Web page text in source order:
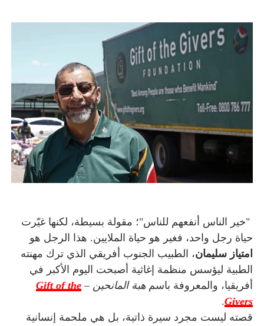
أسرة
مجتمع بوست
11 يوليو 2026
مصيدة الشاشات.. لما التكنولوجيا تسحب
عمرنا | الإدمان الالكتروني
أسرة
مجتمع بوست
مصيدة
عمرنا | الإدمان
"خير الناس أنفعهم للناس"؛ مقولة بسيطة، لكنها غيّرت
حياة رجل واحد، فغير هو حياة الملايين. هذا الرجل هو
امتياز سليمان، الطبيب الجنوب أفريقي الذي ترك مهنته
الطبية ليؤسس منظمة إغاثية أصبحت اليوم الأكبر في
أفريقيا، والمعروفة باسم هبة المانحين – Gift of the
Givers
.
قصته ليست مجرد سيرة ذاتية، بل هي ملحمة إنسانية